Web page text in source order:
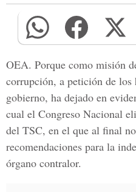
OEA. Porque como misión
corrupción, a petición de
gobierno, ha dejado en
cual el Congreso Nacional
del TSC, en el que al final
recomendaciones para la
órgano contralor.